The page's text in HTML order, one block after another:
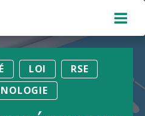
LOI
RSE